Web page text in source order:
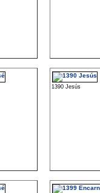
1390 Jesús